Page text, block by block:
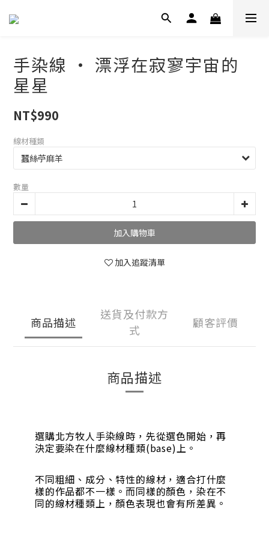
手染線 ‧ 漂浮在寂寥宇宙的
星星
NT$990
線材種類
數量
加入購物車
加入追蹤清單
商品描述
送貨及付款方
式
顧客評價
商品描述
選購北方牧人手染線時，先從選色開始，再
決定要染在什麼線材種類(base)上。
不同粗細、成分、特性的線材，適合打什麼
樣的作品都不一樣。而同樣的顏色，染在不
同的線材種類上，顏色表現也會有所差異。